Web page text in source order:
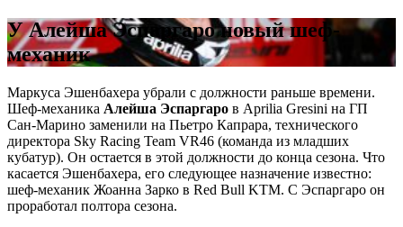
У Алейша Эспаргаро новый шеф-
механик
Маркуса Эшенбахера убрали с должности раньше времени.
Шеф-механика Алейша Эспаргаро в Aprilia Gresini на ГП
Сан-Марино заменили на Пьетро Капрара, технического
директора Sky Racing Team VR46 (команда из младших
кубатур). Он остается в этой должности до конца сезона. Что
касается Эшенбахера, его следующее назначение известно:
шеф-механик Жоанна Зарко в Red Bull KTM. С Эспаргаро он
проработал полтора сезона.